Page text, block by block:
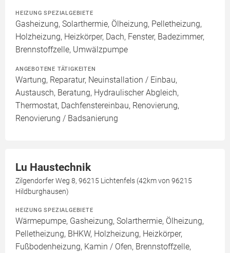
HEIZUNG SPEZIALGEBIETE
Gasheizung, Solarthermie, Ölheizung, Pelletheizung,
Holzheizung, Heizkörper, Dach, Fenster, Badezimmer,
Brennstoffzelle, Umwälzpumpe
ANGEBOTENE TÄTIGKEITEN
Wartung, Reparatur, Neuinstallation / Einbau,
Austausch, Beratung, Hydraulischer Abgleich,
Thermostat, Dachfenstereinbau, Renovierung,
Renovierung / Badsanierung
Lu Haustechnik
Zilgendorfer Weg 8, 96215 Lichtenfels (42km von 96215
Hildburghausen)
HEIZUNG SPEZIALGEBIETE
Wärmepumpe, Gasheizung, Solarthermie, Ölheizung,
Pelletheizung, BHKW, Holzheizung, Heizkörper,
Fußbodenheizung, Kamin / Ofen, Brennstoffzelle,